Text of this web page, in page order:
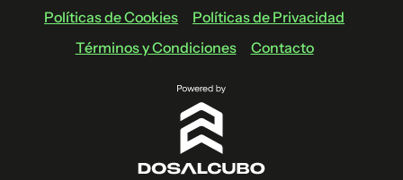
Políticas de Cookies
Políticas de Privacidad
Términos y Condiciones
Contacto